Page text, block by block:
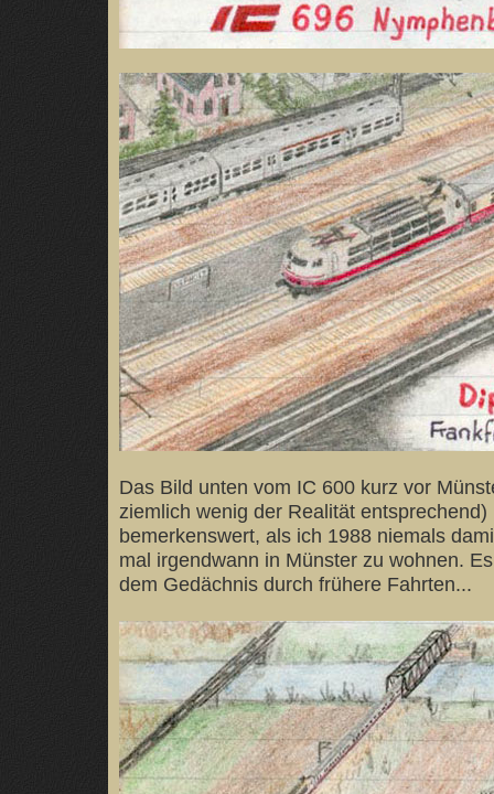
Das Bild unten vom IC 600 kurz vor
ziemlich wenig der Realität entsprechend)
bemerkenswert, als ich 1988 niemals
mal irgendwann in Münster zu wohnen.
dem Gedächnis durch frühere Fahrten...